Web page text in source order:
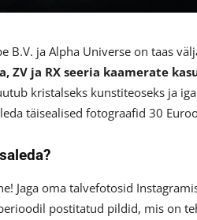
B.V. ja Alpha Universe on taas
ZV ja RX seeria kaamerate
kristalseks kunstiteoseks ja
täisealised fotograafid 30
Jaga oma talvefotosid
postitatud pildid, mis on